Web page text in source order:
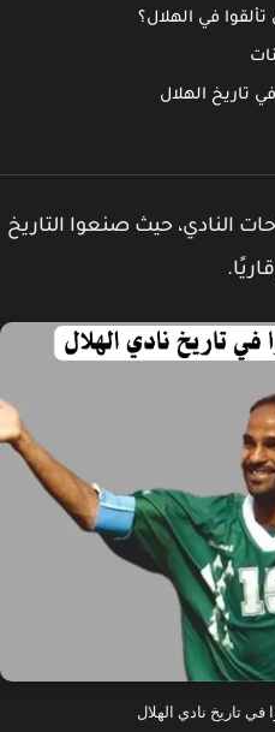
في الهلال؟
الهلال
حيث صنعوا التاريخ